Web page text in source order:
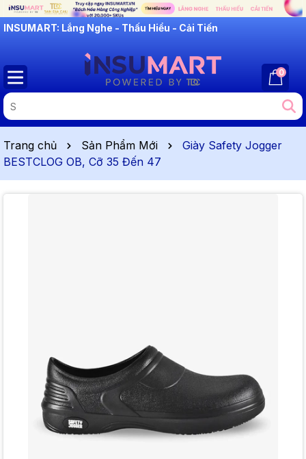
INSUMART: Lắng Nghe - Thấu Hiểu - Cải Tiến
0
Trang chủ Sản Phẩm Mới
Giày Safety Jogger
BESTCLOG OB, Cỡ 35 Đến 47